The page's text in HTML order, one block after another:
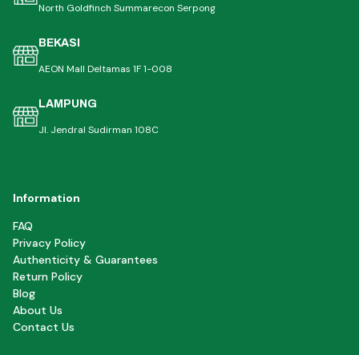
North Goldfinch Summarecon Serpong
BEKASI
AEON Mall Deltamas 1F 1-008
LAMPUNG
Jl. Jendral Sudirman 108C
Information
FAQ
Privacy Policy
Authenticity & Guarantees
Return Policy
Blog
About Us
Contact Us